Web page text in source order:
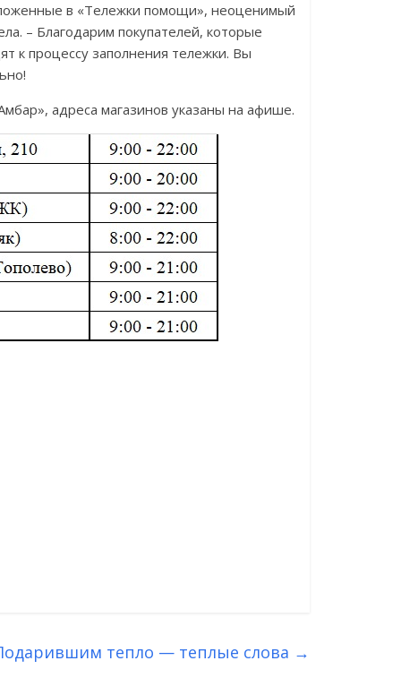
в «Тележки помощи», неоценимый
– Благодарим покупателей, которые
к процессу заполнения тележки. Вы
адреса магазинов указаны на афише.
тепло — теплые слова →